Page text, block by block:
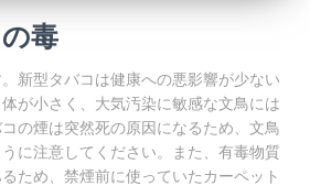
毒
新型タバコは健康への悪影響が少ない
が小さく、大気汚染に敏感な文鳥には
の煙は突然死の原因になるため、文鳥
に注意してください。また、有毒物質
ため、禁煙前に使っていたカーペット